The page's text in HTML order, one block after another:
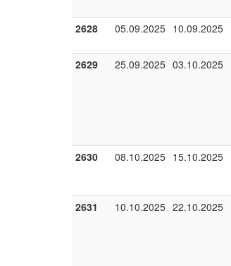
2628 05.09.2025 10.09.2025
2629 25.09.2025 03.10.2025
2630 08.10.2025 15.10.2025
2631 10.10.2025 22.10.2025